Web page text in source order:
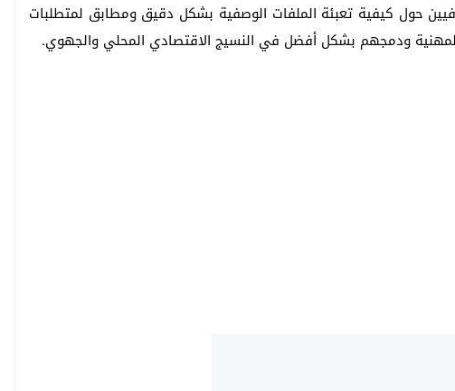
حول كيفية تعبئة الملفات الوصفية بشكل دقيق ومطابق لمتطلبات
ودمجهم بشكل أفضل في النسيج الاقتصادي المحلي والجهوي.